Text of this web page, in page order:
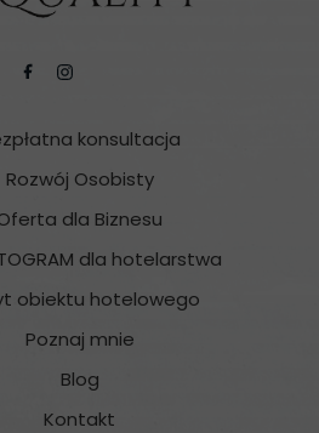
konsultacja
Rozwój Osobisty
dla Biznesu
dla hotelarstwa
obiektu hotelowego
Poznaj mnie
Blog
Kontakt